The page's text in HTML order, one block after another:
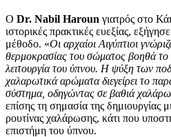
Ο Dr. Nabil Haroun γιατρός στο
ιστορικές πρακτικές ευεξίας,
μέθοδο. «Οι αρχαίοι Αιγύπτιοι
θερμοκρασίας του σώματος βοηθά το
λειτουργία του ύπνου. Η ψύξη των
χαλαρωτικά αρώματα διεγείρει το
σύστημα, οδηγώντας σε βαθιά
επίσης τη σημασία της δημιουργίας
ρουτίνας χαλάρωσης, κάτι που
επιστήμη του ύπνου.